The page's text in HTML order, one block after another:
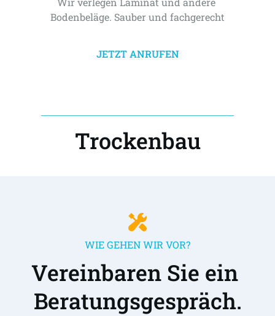
Bodenbeläge. Sauber und fachgerecht
JETZT ANRUFEN
Trockenbau
WIE GEHEN WIR VOR?
Vereinbaren Sie ein
Beratungsgespräch.